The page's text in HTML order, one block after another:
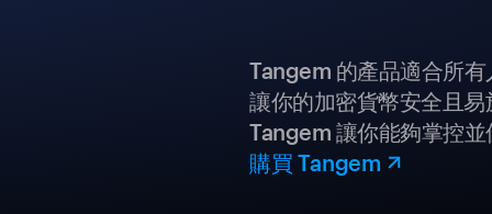
Tangem 的產品適合所
讓你的加密貨幣安全且
Tangem 讓你能夠掌控
購買 Tangem